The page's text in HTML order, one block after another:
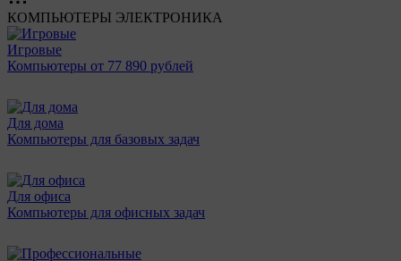
КОМПЬЮТЕРЫ ЭЛЕКТРОНИКА
Игровые
Компьютеры от 77 890 рублей
Для дома
Компьютеры для базовых задач
Для офиса
Компьютеры для офисных задач